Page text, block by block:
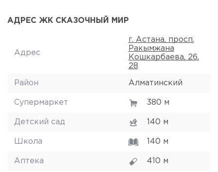
АДРЕС ЖК СКАЗОЧНЫЙ МИР
Адрес
г. Астана, просп.
Ракымжана
Кошкарбаева, 26,
28
Район Алматинский
Супермаркет 380 м
Детский сад 140 м
Школа 140 м
Аптека 410 м